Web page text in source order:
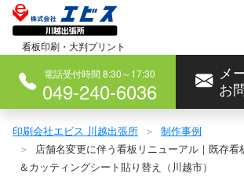
テ
看板印刷・大判プリント
電話受付時間 8:30～17:30
049-240-6036
メ
お
印刷会社エビス 川越出張所
制作事例
店舗名変更に伴う看板リニューアル｜既存看
＆カッティングシート貼り替え（川越市）